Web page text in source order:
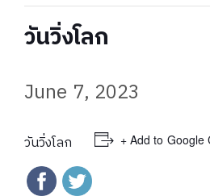
วันวิ่งโลก
June 7, 2023
วันวิ่งโลก + Add to Google